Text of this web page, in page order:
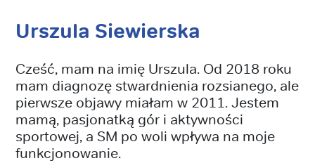
Urszula Siewierska
Cześć, mam na imię Urszula. Od 2018 roku
mam diagnozę stwardnienia rozsianego, ale
pierwsze objawy miałam w 2011. Jestem
mamą, pasjonatką gór i aktywności
sportowej, a SM po woli wpływa na moje
funkcjonowanie.